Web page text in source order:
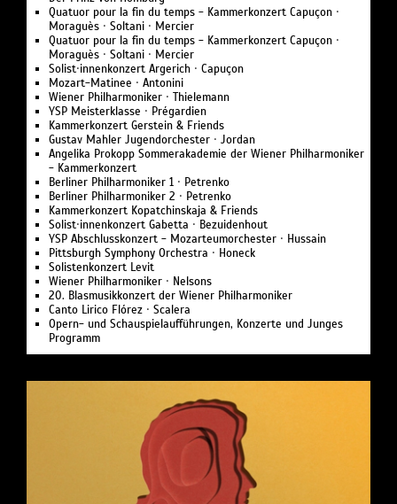
Quatuor pour la fin du temps - Kammerkonzert Capuçon ·
Moraguès · Soltani · Mercier
Quatuor pour la fin du temps - Kammerkonzert Capuçon ·
Moraguès · Soltani · Mercier
Solist·innenkonzert Argerich · Capuçon
Mozart-Matinee · Antonini
Wiener Philharmoniker · Thielemann
YSP Meisterklasse · Prégardien
Kammerkonzert Gerstein & Friends
Gustav Mahler Jugendorchester · Jordan
Angelika Prokopp Sommerakademie der Wiener Philharmoniker
- Kammerkonzert
Berliner Philharmoniker 1 · Petrenko
Berliner Philharmoniker 2 · Petrenko
Kammerkonzert Kopatchinskaja & Friends
Solist·innenkonzert Gabetta · Bezuidenhout
YSP Abschlusskonzert - Mozarteumorchester · Hussain
Pittsburgh Symphony Orchestra · Honeck
Solistenkonzert Levit
Wiener Philharmoniker · Nelsons
20. Blasmusikkonzert der Wiener Philharmoniker
Canto Lirico Flórez · Scalera
Opern- und Schauspielaufführungen, Konzerte und Junges
Programm